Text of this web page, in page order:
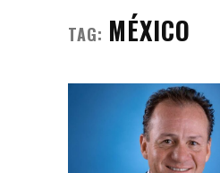
TAG: MÉXICO